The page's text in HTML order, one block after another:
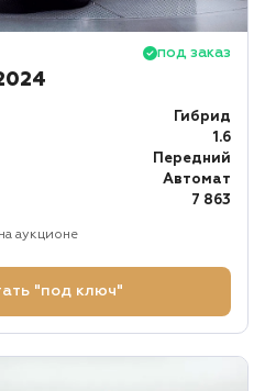
под заказ
Гибрид
1.6
Передний
Автомат
7 863
аукционе
"под ключ"